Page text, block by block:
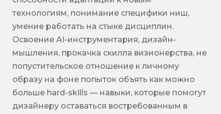
технологиям, понимание специфики ниш,
умение работать на стыке дисциплин.
Освоение AI-инструментария, дизайн-
мышления, прокачка скилла визионерства, не
попустительское отношение к личному
образу на фоне попыток объять как можно
больше hard-skills — навыки, которые помогут
дизайнеру оставаться востребованным в